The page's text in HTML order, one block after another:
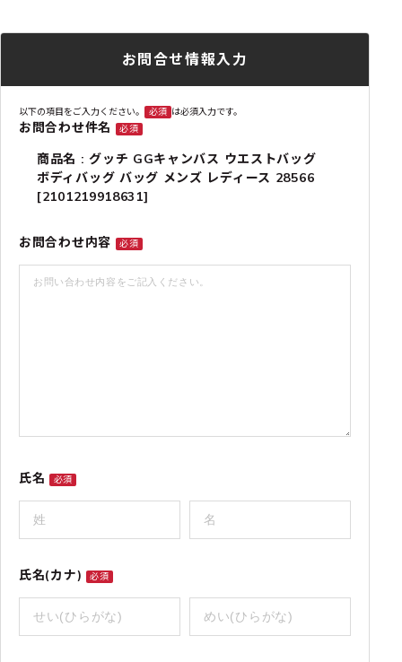
お問合せ情報入力
以下の項目をご入力ください。 必須 は必須入力です。
お問合わせ件名 必須
商品名 : グッチ GGキャンバス ウエストバッグ
ボディバッグ バッグ メンズ レディース 28566
[2101219918631]
お問合わせ内容 必須
氏名 必須
氏名(カナ) 必須